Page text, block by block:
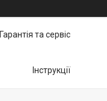
Гарантія та сервіс
Інструкції